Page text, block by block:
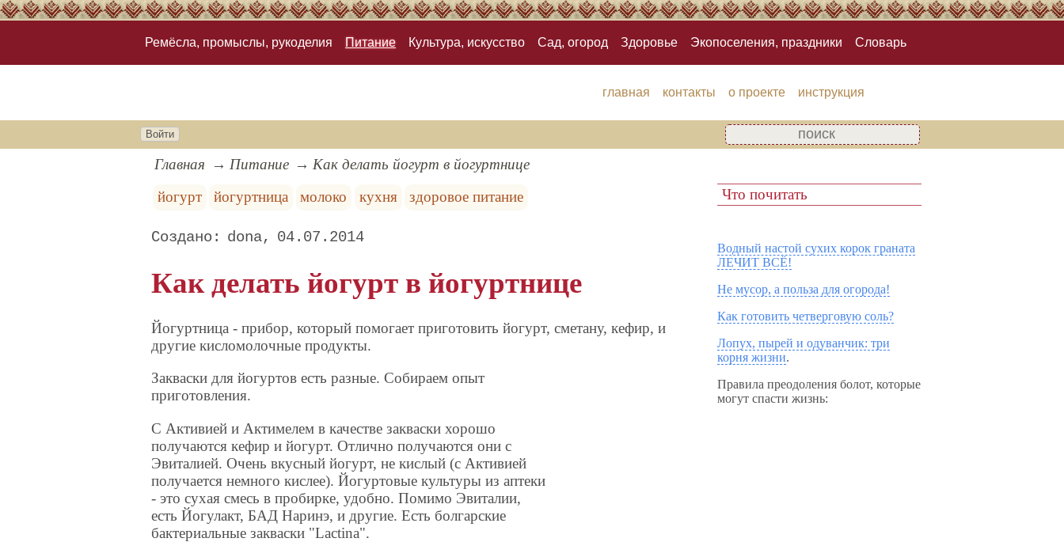
Ремёсла, промыслы, рукоделия Питание Культура, искусство Сад, огород Здоровье Экопоселения, праздники Словарь
главная контакты о проекте инструкция
Войти
Главная Питание
Как делать йогурт в йогуртнице
йогурт
йогуртница молоко кухня здоровое питание
dona 04.07.2014
Как делать йогурт в йогуртнице
Йогуртница - прибор, который помогает приготовить йогурт, сметану, кефир, и
другие кисломолочные продукты.
Закваски для йогуртов есть разные. Собираем опыт
приготовления.
С Активией и Актимелем в качестве закваски хорошо
получаются кефир и йогурт. Отлично получаются они с
Эвиталией. Очень вкусный йогурт, не кислый (с Активией
получается немного кислее). Йогуртовые культуры из аптеки
- это сухая смесь в пробирке, удобно. Помимо Эвиталии,
есть Йогулакт, БАД Наринэ, и другие. Есть болгарские
бактериальные закваски "Lactina".
Что почитать
Водный настой сухих корок граната
ЛЕЧИТ ВСЁ!
Не мусор, а польза для огорода!
Как готовить четверговую соль?
Лопух, пырей и одуванчик: три
корня жизни.
Правила преодоления болот, которые
могут спасти жизнь: